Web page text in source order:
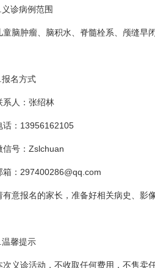
诊病例范围
童脑肿瘤、脑积水、脊髓栓系、颅缝早
报名方式
系人：张绍林
话：13956162105
信号：Zslchuan
箱：297400286@qq.com
有意报名的家长，准备好相关病史、影
温馨提示
次义诊活动，不收取任何费用，不售卖